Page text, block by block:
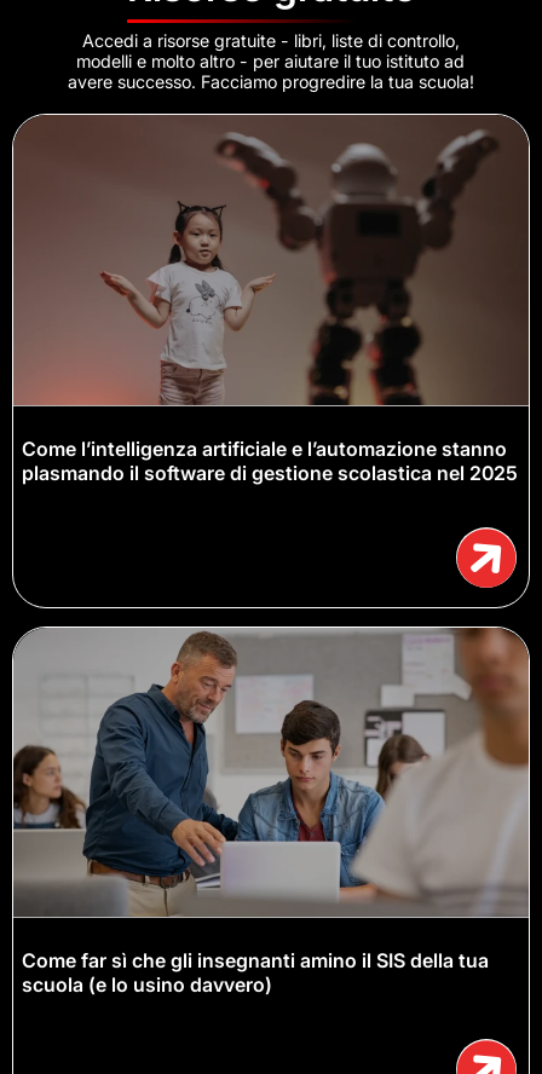
Accedi a risorse gratuite - libri, liste di controllo,
modelli e molto altro - per aiutare il tuo istituto ad
avere successo. Facciamo progredire la tua scuola!
Come l’intelligenza artificiale e l’automazione stanno
plasmando il software di gestione scolastica nel 2025
Come far sì che gli insegnanti amino il SIS della tua
scuola (e lo usino davvero)